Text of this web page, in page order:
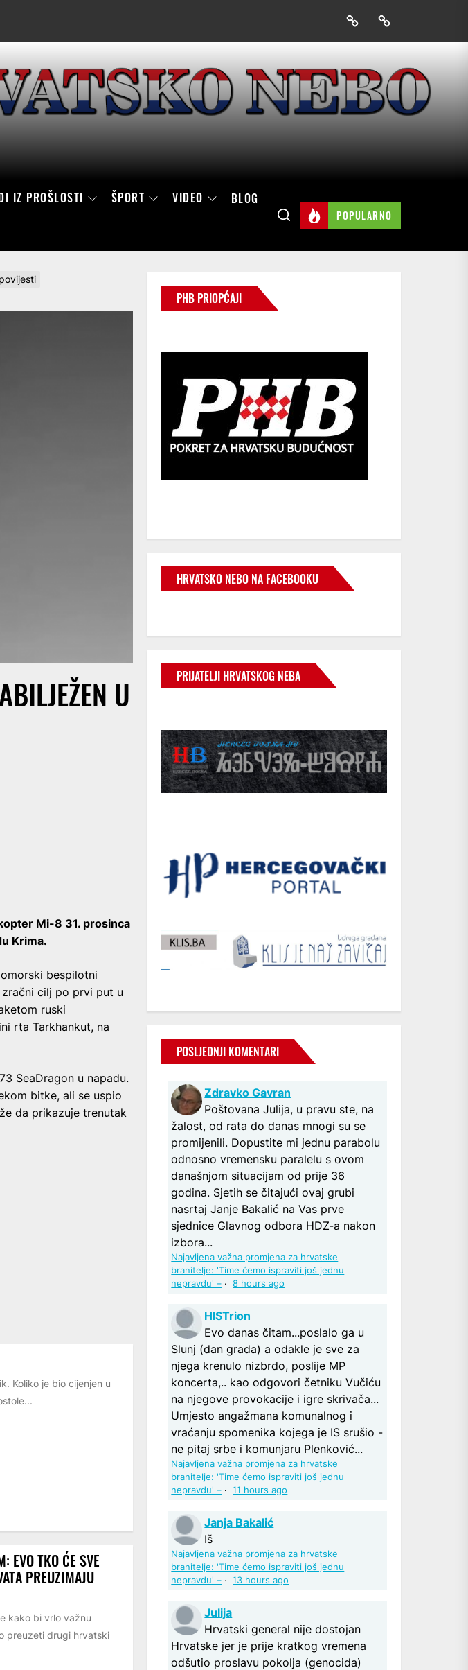
PrijavakSkini
mobilnu
Hrvatskog
neba
IZ PROŠLOSTI ŠPORT VIDEO BLOG
POPULARNO
U
Mi-8 31. prosinca
Krima.
bespilotni
cilj po prvi put u
ruski
rta Tarkhankut, na
SeaDragon u napadu.
bitke, ali se uspio
da prikazuje trenutak
Koliko je bio cijenjen u
EVO TKO ĆE SVE
PREUZIMAJU
kako bi vrlo važnu
preuzeti drugi hrvatski
PHB PRIOPĆAJI
HRVATSKO NEBO NA FACEBOOKU
PRIJATELJI HRVATSKOG NEBA
POSLJEDNJI KOMENTARI
Zdravko Gavran
Poštovana Julija, u pravu ste, na
žalost, od rata do danas mnogi su se
promijenili. Dopustite mi jednu parabolu
odnosno vremensku paralelu s ovom
današnjom situacijam od prije 36
godina. Sjetih se čitajući ovaj grubi
nasrtaj Janje Bakalić na Vas prve
sjednice Glavnog odbora HDZ-a nakon
izbora...
Najavljena važna promjena za hrvatske
branitelje: 'Time ćemo ispraviti još jednu
nepravdu' – ·8 hours ago
HISTrion
Evo danas čitam...poslalo ga u
Slunj (dan grada) a odakle je sve za
njega krenulo nizbrdo, poslije MP
koncerta,.. kao odgovori četniku Vučiću
na njegove provokacije i igre skrivača...
Umjesto angažmana komunalnog i
vraćanju spomenika kojega je IS srušio -
ne pitaj srbe i komunjaru Plenković...
Najavljena važna promjena za hrvatske
branitelje: 'Time ćemo ispraviti još jednu
nepravdu' – ·11 hours ago
Janja Bakalić
Iš
Najavljena važna promjena za hrvatske
branitelje: 'Time ćemo ispraviti još jednu
nepravdu' – ·13 hours ago
Julija
Hrvatski general nije dostojan
Hrvatske jer je prije kratkog vremena
odšutio proslavu pokolja (genocida)